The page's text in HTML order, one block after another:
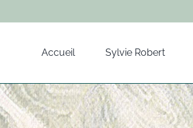
Accueil Sylvie Robert